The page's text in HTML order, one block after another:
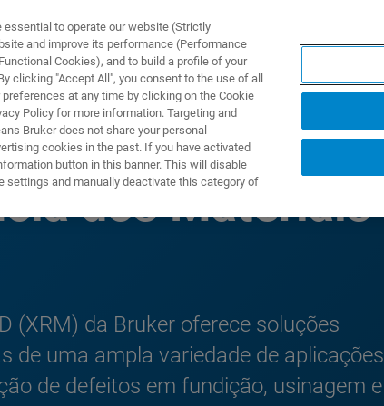
& SOLUÇÕES APLICAÇÕES
dos Materiais
(XRM) da Bruker oferece soluções
de uma ampla variedade de aplicações
de defeitos em fundição, usinagem e
to operate our website (Strictly
and improve its performance (Performance
Cookies), and to build a profile of your
clicking "Accept All", you consent to the use of all
at any time by clicking on the Cookie
Policy for more information. Targeting and
Bruker does not share your personal
cookies in the past. If you have activated
button in this banner. This will disable
settings and manually deactivate this category of